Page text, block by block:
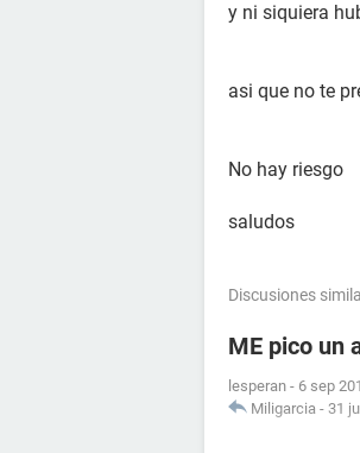
y ni siquiera
asi que no te
No hay riesgo
saludos
Discusiones
ME pico un
lesperan - 6 sep
Miligarcia - 31